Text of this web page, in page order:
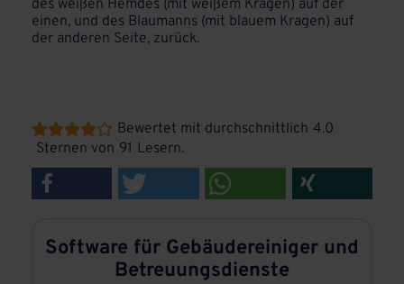
des weißen Hemdes (mit weißem Kragen) auf der
einen, und des Blaumanns (mit blauem Kragen) auf
der anderen Seite, zurück.
 Bewertet mit durchschnittlich 4.0
Sternen von 91 Lesern.
Software für Gebäudereiniger und
Betreuungsdienste